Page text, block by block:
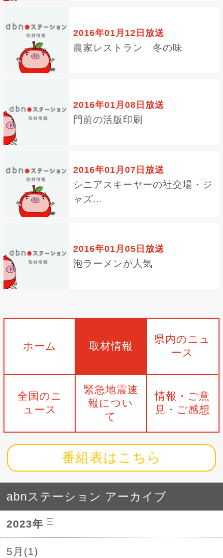
2016年01月12日放送
農家レストラン 冬の味
2016年01月08日放送
門前の活版印刷
2016年01月07日放送
シニアスキーヤーの社交場・ジ
ャズ...
2016年01月05日放送
泡ラーメンが人気
ホーム 取材情報
県内のニュ
ース
全国のニ
ュース
緊急地震速
報につい
て
情報・ご意
見・ご感想
番組表はこちら
abnステーション アーカイブ
2023年
5月(1)